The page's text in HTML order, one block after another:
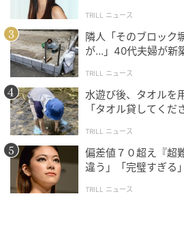
ウーマンエキサイト
TRILL ニュース
隣人「そのブロック
が…」40代夫婦が新
TRILL ニュース
水遊び後、タオル
「タオル貸してくだ
TRILL ニュース
偏差値７０超え『超
違う」「完璧すぎる
TRILL ニュース